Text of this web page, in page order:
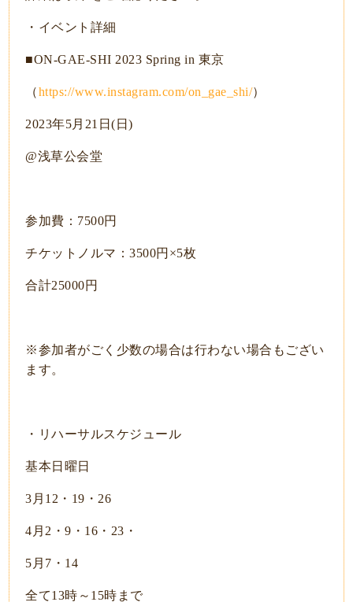
・イベント詳細
■ON-GAE-SHI 2023 Spring in 東京
（https://www.instagram.com/on_gae_shi/）
2023年5月21日(日)
@浅草公会堂
参加費：7500円
チケットノルマ：3500円×5枚
合計25000円
※参加者がごく少数の場合は行わない場合もござい
ます。
・リハーサルスケジュール
基本日曜日
3月12・19・26
4月2・9・16・23・
5月7・14
全て13時～15時まで